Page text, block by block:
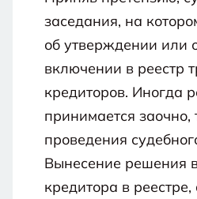
заседания, на
об утверждении или
включении в реестр
кредиторов. Иногда
принимается заочно,
проведения
Вынесение решения
кредитора в реестре,